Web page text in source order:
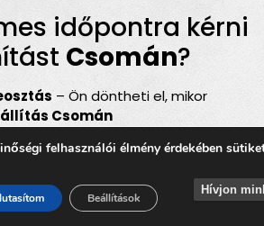
időpontra kérni
Csomán?
– Ön döntheti el, mikor
Csomán
– nem kell közterületre
feldolgozás– felelős, szelektív
felhasználói élmény érdekében
Beállítások
Hívjon